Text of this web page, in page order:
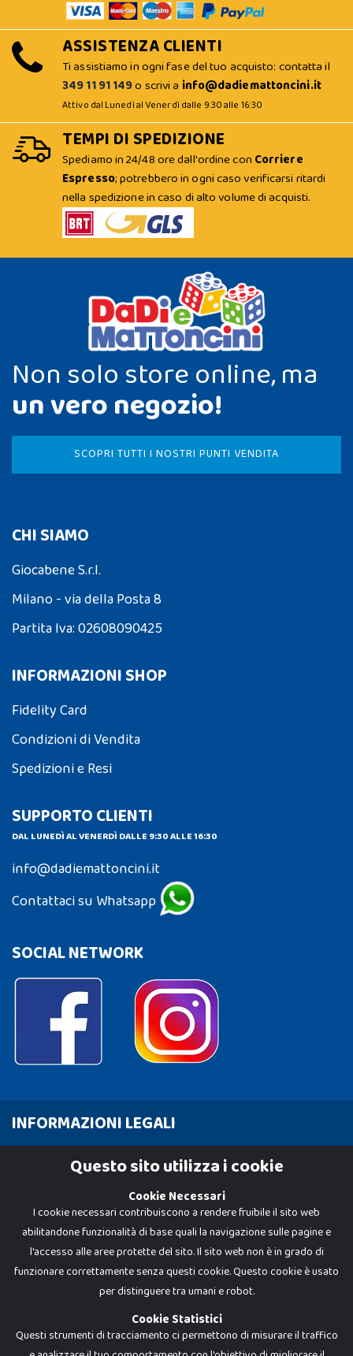
ASSISTENZA CLIENTI
Ti assistiamo in ogni fase del tuo acquisto: contatta il
349 11 91 149o scrivi a info@dadiemattoncini.it
Attivo dal Lunedì al Venerdì dalle 9:30 alle 16:30
TEMPI DI SPEDIZIONE
Spediamo in 24/48 ore dall'ordine con Corriere
Espresso; potrebbero in ogni caso verificarsi ritardi
nella spedizione in caso di alto volume di acquisti.
Non solo store online, ma
un vero negozio!
SCOPRI TUTTI I NOSTRI PUNTI VENDITA
CHI SIAMO
Giocabene S.r.l.
Milano - via della Posta 8
Partita Iva: 02608090425
INFORMAZIONI SHOP
Fidelity Card
Condizioni di Vendita
Spedizioni e Resi
SUPPORTO CLIENTI
DAL LUNEDÌ AL VENERDÌ DALLE 9:30 ALLE 16:30
info@dadiemattoncini.it
Contattaci su Whatsapp
SOCIAL NETWORK
INFORMAZIONI LEGALI
Cookie PolicyQuesto sito utilizza i cookie
Cookie Necessari
I cookie necessari contribuiscono a rendere fruibile il sito web
abilitandone funzionalità di base quali la navigazione sulle pagine e
l'accesso alle aree protette del sito. Il sito web non è in grado di
funzionare correttamente senza questi cookie. Questo cookie è usato
per distinguere tra umani e robot.
Cookie Statistici
Questi strumenti di tracciamento ci permettono di misurare il traffico